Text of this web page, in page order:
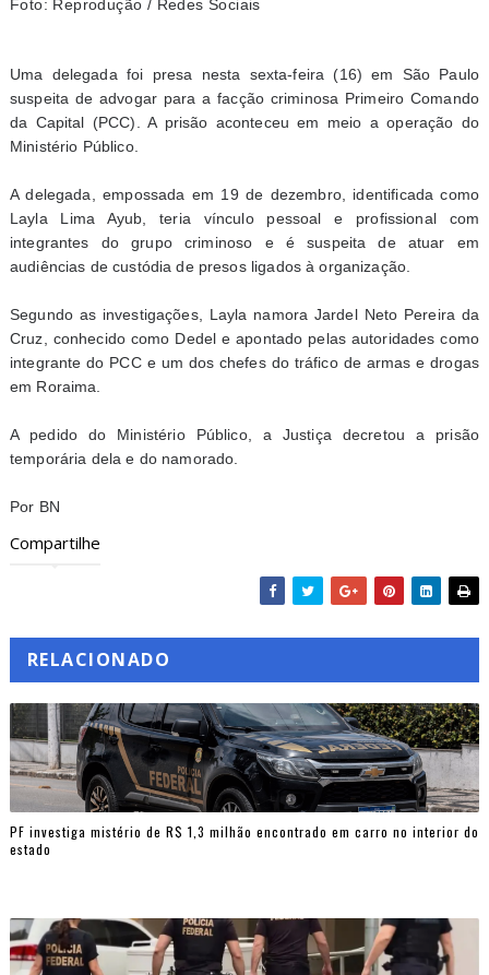
Foto: Reprodução / Redes Sociais
Uma delegada foi presa nesta sexta-feira (16) em São Paulo
suspeita de advogar para a facção criminosa Primeiro Comando
da Capital (PCC). A prisão aconteceu em meio a operação do
Ministério Público.
A delegada, empossada em 19 de dezembro, identificada como
Layla Lima Ayub, teria vínculo pessoal e profissional com
integrantes do grupo criminoso e é suspeita de atuar em
audiências de custódia de presos ligados à organização.
Segundo as investigações, Layla namora Jardel Neto Pereira da
Cruz, conhecido como Dedel e apontado pelas autoridades como
integrante do PCC e um dos chefes do tráfico de armas e drogas
em Roraima.
A pedido do Ministério Público, a Justiça decretou a prisão
temporária dela e do namorado.
Por BN
Compartilhe
RELACIONADO
PF investiga mistério de R$ 1,3 milhão encontrado em carro no interior do
estado